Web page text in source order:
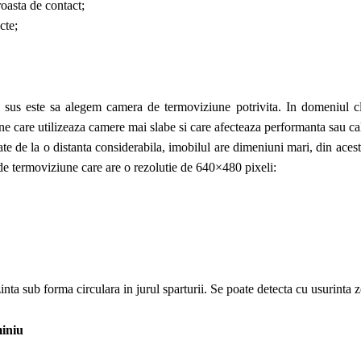
de contact;
este sa alegem camera de termoviziune potrivita. In
utilizeaza camere mai slabe si care afecteaza performanta sau
de la o distanta considerabila, imobilul are dimeniuni mari, din
termoviziune care are o rezolutie de 640×480 pixeli:
sub forma circulara in jurul sparturii. Se poate detecta cu usurinta